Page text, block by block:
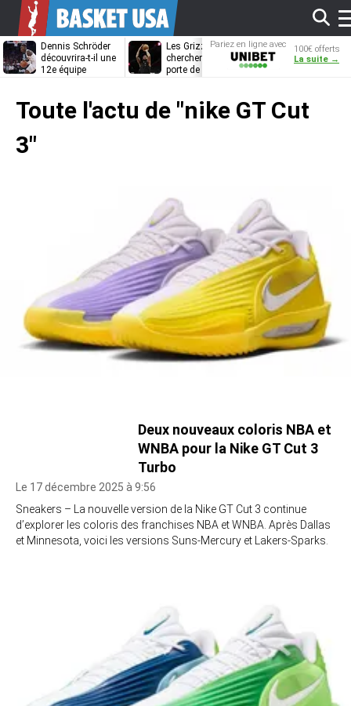
Dennis Schröder
découvrira-t-il une
12e équipe
Les Grizzlies
cherchent déjà une
porte de sortie
Dwane Casey
bientôt coach
Pariez en ligne avec
Unibet
100€ offerts
La suite →
Toute l'actu de "nike GT Cut
3"
Deux nouveaux coloris NBA et
WNBA pour la Nike GT Cut 3
Turbo
Le 17 décembre 2025 à 9:56
Sneakers – La nouvelle version de la Nike GT Cut 3 continue
d’explorer les coloris des franchises NBA et WNBA. Après Dallas
et Minnesota, voici les versions Suns-Mercury et Lakers-Sparks.